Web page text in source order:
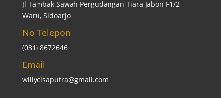
Jl Tambak Sawah Pergudangan Tiara Jabon F1/2
Waru, Sidoarjo
No Telepon
(031) 8672646
Email
willycisaputra@gmail.com